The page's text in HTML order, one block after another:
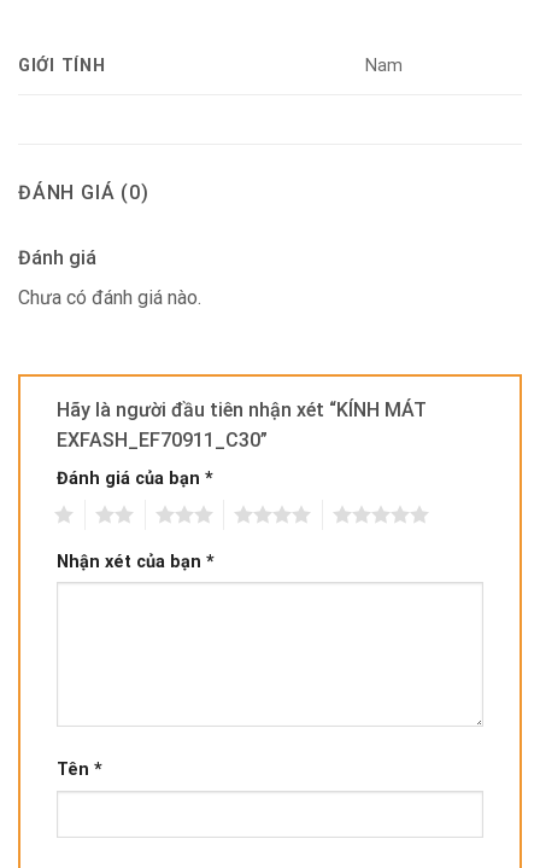
GIỚI TÍNH Nam
ĐÁNH GIÁ (0)
Đánh giá
Chưa có đánh giá nào.
Hãy là người đầu tiên nhận xét “KÍNH MÁT
EXFASH_EF70911_C30”
Đánh giá của bạn *
Nhận xét của bạn *
Tên *